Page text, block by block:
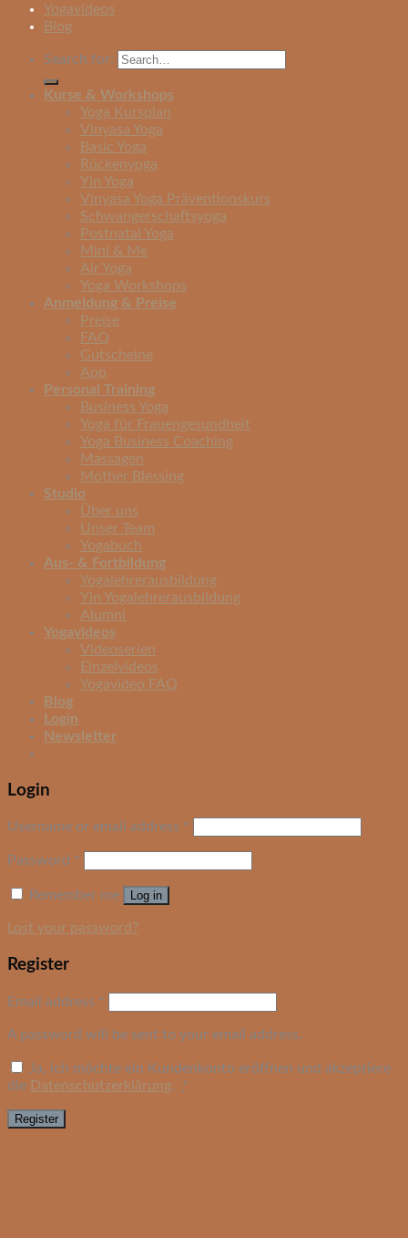
Yogavideos
Blog
Search for:
Kurse & Workshops
Yoga Kursplan
Vinyasa Yoga
Basic Yoga
Rückenyoga
Yin Yoga
Vinyasa Yoga Präventionskurs
Schwangerschaftsyoga
Postnatal Yoga
Mini & Me
Air Yoga
Yoga Workshops
Anmeldung & Preise
Preise
FAQ
Gutscheine
App
Personal Training
Business Yoga
Yoga für Frauengesundheit
Yoga Business Coaching
Massagen
Mother Blessing
Studio
Über uns
Unser Team
Yogabuch
Aus- & Fortbildung
Yogalehrerausbildung
Yin Yogalehrerausbildung
Alumni
Yogavideos
Videoserien
Einzelvideos
Yogavideo FAQ
Blog
Login
Newsletter
Login
Username or email address *
Password *
Remember me Log in
Lost your password?
Register
Email address *
A password will be sent to your email address.
Ja, ich möchte ein Kundenkonto eröffnen und akzeptiere
die Datenschutzerklärung. *
Register